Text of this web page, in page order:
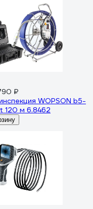
₽
WOPSON b5-
120 м 6.8462